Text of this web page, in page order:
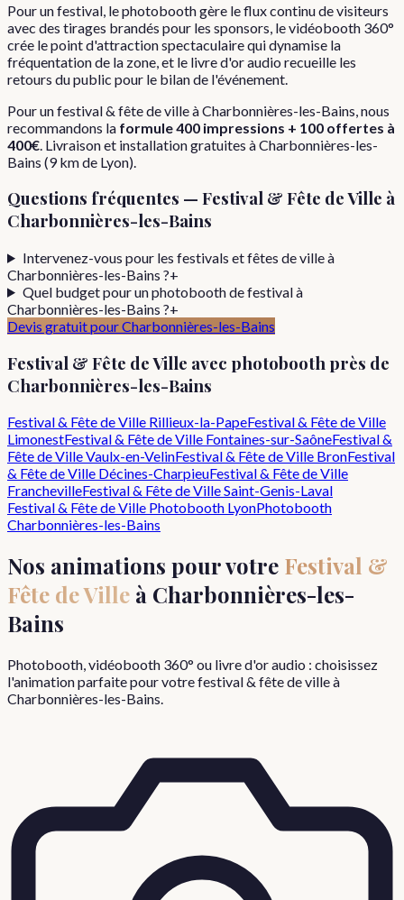
Pour un festival, le photobooth gère le flux continu de visiteurs
avec des tirages brandés pour les sponsors, le vidéobooth 360°
crée le point d'attraction spectaculaire qui dynamise la
fréquentation de la zone, et le livre d'or audio recueille les
retours du public pour le bilan de l'événement.
Pourunfestival & fête de villeàCharbonnières-les-Bains , nous
recommandons la formule400 impressions + 100 offertes à
400€ . Livraison et installation gratuites àCharbonnières-les-
Bains (9km de Lyon).
Questions fréquentes — Festival & Fête de Ville à
Charbonnières-les-Bains
Intervenez-vous pour les festivals et fêtes de ville à
Charbonnières-les-Bains ?+
Quel budget pour un photobooth de festival à
Charbonnières-les-Bains ?+
Devis gratuit pourCharbonnières-les-Bains
Festival & Fête de Ville avec photobooth près de
Charbonnières-les-Bains
Festival & Fête de Ville Rillieux-la-PapeFestival & Fête de Ville
LimonestFestival & Fête de Ville Fontaines-sur-SaôneFestival &
Fête de VilleVaulx-en-VelinFestival & Fête de Ville BronFestival
& Fête de Ville Décines-CharpieuFestival & Fête de Ville
FranchevilleFestival & Fête de VilleSaint-Genis-Laval
Festival & Fête de Ville Photobooth LyonPhotobooth
Charbonnières-les-Bains
Nos animations pour votre Festival &
Fête de Ville à Charbonnières-les-
Bains
Photobooth, vidéobooth 360° ou livre d'or audio : choisissez
l'animation parfaite pour votrefestival & fête de villeà
Charbonnières-les-Bains.